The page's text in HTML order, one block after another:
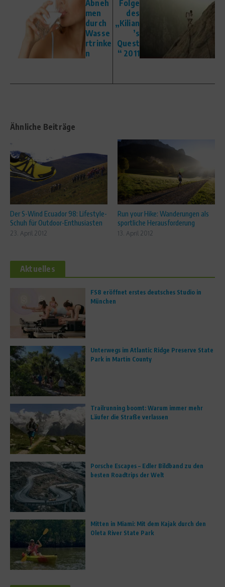
Abneh
men
durch
Wasse
rtrinke
n
Folge
des
„Kilian
’s
Quest
“ 2011
Ähnliche Beiträge
Der S-Wind Ecuador 98: Lifestyle-
Schuh für Outdoor-Enthusiasten
23. April 2012
Run your Hike: Wanderungen als
sportliche Herausforderung
13. April 2012
Aktuelles
FS8 eröffnet erstes deutsches Studio in
München
Unterwegs im Atlantic Ridge Preserve State
Park in Martin County
Trailrunning boomt: Warum immer mehr
Läufer die Straße verlassen
Porsche Escapes – Edler Bildband zu den
besten Roadtrips der Welt
Mitten in Miami: Mit dem Kajak durch den
Oleta River State Park